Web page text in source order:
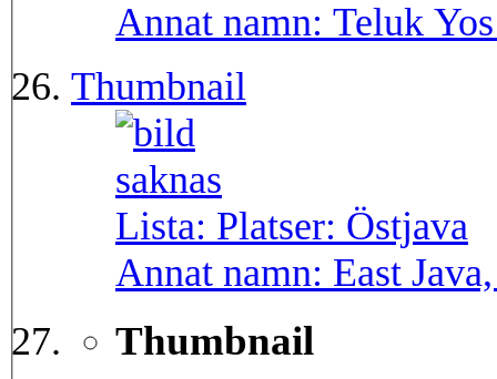
Annat namn: Teluk
Thumbnail
Lista: Platser: Östjava
Annat namn: East
Thumbnail